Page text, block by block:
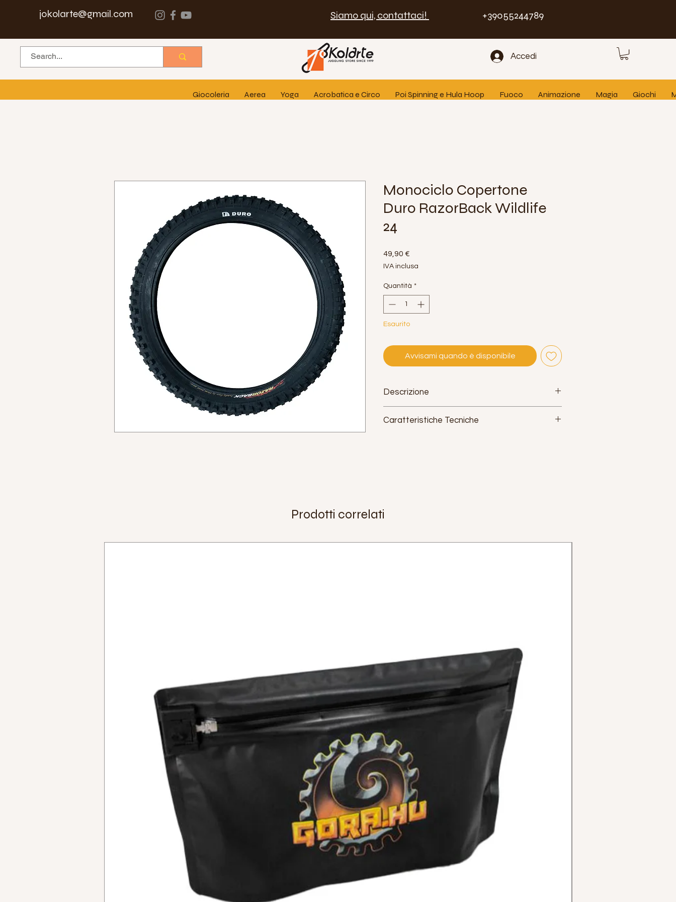
jokolarte@gmail.com Siamo qui, contattaci! +39055244789
Accedi
Giocoleria Aerea Yoga Acrobatica e Circo Poi Spinning e Hula Hoop Fuoco Animazione Magia Giochi
Monociclo Copertone
Duro RazorBack Wildlife
24
49,90 €
IVA inclusa
Quantità *
Esaurito
Avvisami quando è disponibile
Descrizione
Caratteristiche Tecniche
Prodotti correlati